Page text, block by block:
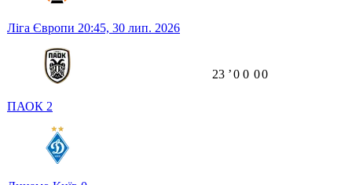
Ліга Європи 20:45, 30 лип. 2026
ПАОК 2
23 ʼ0 0 00